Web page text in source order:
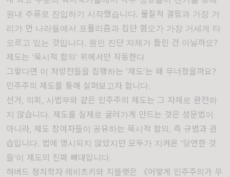
원내 주류로 진입하기 시작했습니다. 물질적 결핍과 가장 거
리가 먼 나라들에서 포퓰리즘과 집단 혐오가 가장 거세게 타
오르고 있는 것입니다. 원인 진단 자체가 틀린 건 아닐까요?
제도는 '묵시적 합의' 위에서만 작동한다
그렇다면 이 처방전들을 집행하는 '제도'는 왜 무너졌을까요?
민주주의 제도를 통해 살펴보고자 합니다.
선거, 의회, 사법부와 같은 민주주의 제도는 그 자체로 완전하
지 않습니다. 제도를 실제로 굴러가게 만드는 것은 성문법이
아니라, 제도 참여자들이 공유하는 묵시적 합의, 즉 규범과 관
습입니다. 법에 명시되지 않았지만 모두가 지켜온 '당연한 것
들'이 제도의 진짜 뼈대입니다.
하버드 정치학자 레비츠키와 지블랫은 《어떻게 민주주의가 무